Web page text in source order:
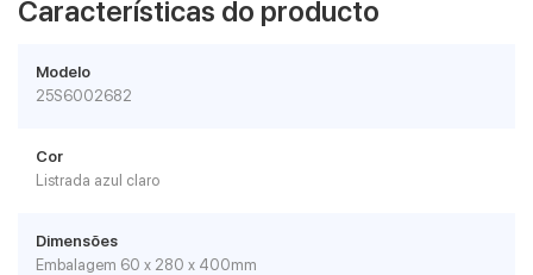
Características do producto
Modelo
25S6002682
Cor
Listrada azul claro
Dimensões
Embalagem 60 x 280 x 400mm